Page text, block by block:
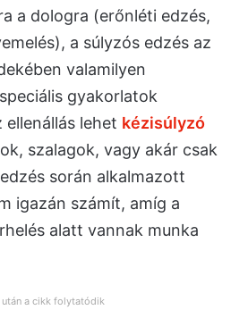
a dologra (erőnléti edzés,
a súlyzós edzés az
valamilyen
gyakorlatok
ellenállás lehet kézisúlyzó
szalagok, vagy akár csak
során alkalmazott
igazán számít, amíg a
alatt vannak munka
után a cikk folytatódik